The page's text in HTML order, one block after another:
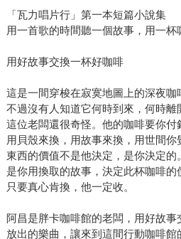
「瓦力唱片行」第一本短篇小說集
用一首歌的時間聽一個故事，用一
用好故事交換一杯好咖啡
這是一間穿梭在寂寞地圖上的深夜咖
不過沒有人知道它何時到來，何時離
這位老闆還很奇怪。他的咖啡要你付
用貝殼來換，用故事來換，用世間你
東西的價值不是他決定，是你決定的。
是你用換取的故事，決定此杯咖啡的
只要真心肯換，他一定收。
阿昌是胖卡咖啡館的老闆，用好故
放出的樂曲，讓來到這間行動咖啡館